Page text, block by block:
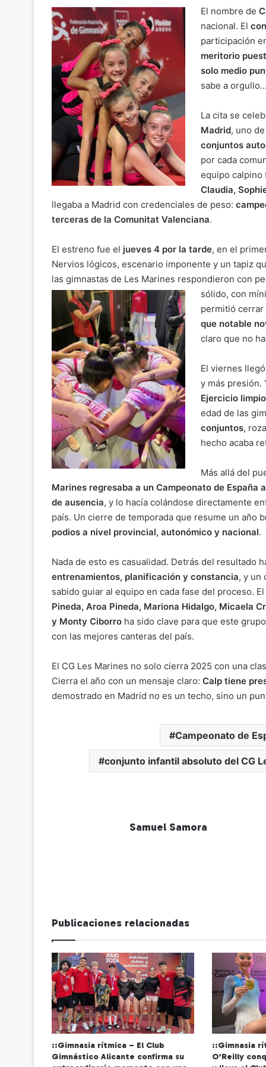
p
y
Li
n
k
ai
l
c
e
b
o
o
k
at
s
A
p
p
e
gr
a
m
p
ar
tir
El nombre de
nacional. El
participación
meritorio
solo medio
sabe a
La cita se
Madrid, uno
conjuntos
por cada
equipo calpino
Claudia,
llegaba a Madrid con credenciales de peso:
terceras de la Comunitat Valenciana.
El estreno fue el jueves 4 por la tarde, en el
Nervios lógicos, escenario imponente y un tapiz
las gimnastas de Les Marines respondieron con
sólido, con
permitió cerrar
que notable
claro que no
El viernes
y más presión.
Ejercicio
edad de las
conjuntos,
hecho acaba
Más allá del
Marines regresaba a un Campeonato de España
de ausencia, y lo hacía colándose directamente
país. Un cierre de temporada que resume un año
podios a nivel provincial, autonómico y nacional.
Nada de esto es casualidad. Detrás del resultado
entrenamientos, planificación y constancia, y un
sabido guiar al equipo en cada fase del proceso.
Pineda, Aroa Pineda, Mariona Hidalgo, Micaela
y Monty Ciborro ha sido clave para que este
con las mejores canteras del país.
El CG Les Marines no solo cierra 2025 con una
Cierra el año con un mensaje claro: Calp tiene
demostrado en Madrid no es un techo, sino un
Campeonato de
conjunto infantil absoluto del CG
Samuel Samora
Publicaciones relacionadas
::Gimnasia rítmica – El Club
Gimnástico Alicante confirma su
::Gimnasia
O’Reilly